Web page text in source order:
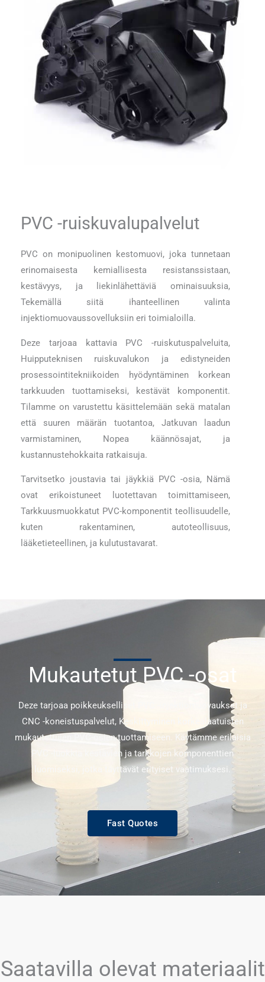
PVC -ruiskuvalupalvelut
PVC on monipuolinen kestomuovi, joka tunnetaan
erinomaisesta kemiallisesta resistanssistaan,
kestävyys, ja liekinlähettäviä ominaisuuksia,
Tekemällä siitä ihanteellinen valinta
injektiomuovaussovelluksiin eri toimialoilla.
Deze tarjoaa kattavia PVC -ruiskutuspalveluita,
Huipputeknisen ruiskuvalukon ja edistyneiden
prosessointitekniikoiden hyödyntäminen korkean
tarkkuuden tuottamiseksi, kestävät komponentit.
Tilamme on varustettu käsittelemään sekä matalan
että suuren määrän tuotantoa, Jatkuvan laadun
varmistaminen, Nopea käännösajat, ja
kustannustehokkaita ratkaisuja.
Tarvitsetko joustavia tai jäykkiä PVC -osia, Nämä
ovat erikoistuneet luotettavan toimittamiseen,
Tarkkuusmuokkatut PVC-komponentit teollisuudelle,
kuten rakentaminen, autoteollisuus,
lääketieteellinen, ja kulutustavarat.
Mukautetut PVC -osat
Deze tarjoaa poikkeukselliset PVC -injektiomuovaukset ja
CNC -koneistuspalvelut, Keskittyminen korkealaatuisten
mukautettujen PVC-osien tuottamiseen. Käytämme erilaisia
PVC -luokkia kestävien ja tarkkojen komponenttien
luomiseksi, jotka täyttävät erityiset vaatimuksesi.
Fast Quotes
Saatavilla olevat materiaalit